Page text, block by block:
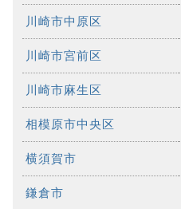
川崎市中原区
川崎市宮前区
川崎市麻生区
相模原市中央区
横須賀市
鎌倉市